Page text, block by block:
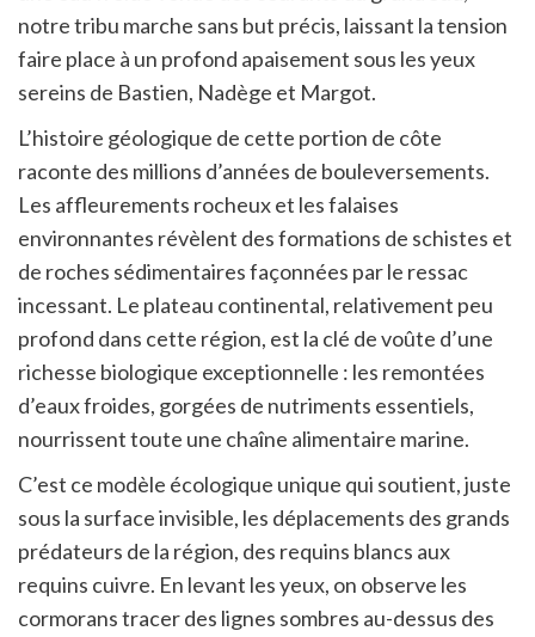
notre tribu marche sans but précis, laissant la tension
faire place à un profond apaisement sous les yeux
sereins de Bastien, Nadège et Margot.
L’histoire géologique de cette portion de côte
raconte des millions d’années de bouleversements.
Les affleurements rocheux et les falaises
environnantes révèlent des formations de schistes et
de roches sédimentaires façonnées par le ressac
incessant. Le plateau continental, relativement peu
profond dans cette région, est la clé de voûte d’une
richesse biologique exceptionnelle : les remontées
d’eaux froides, gorgées de nutriments essentiels,
nourrissent toute une chaîne alimentaire marine.
C’est ce modèle écologique unique qui soutient, juste
sous la surface invisible, les déplacements des grands
prédateurs de la région, des requins blancs aux
requins cuivre. En levant les yeux, on observe les
cormorans tracer des lignes sombres au-dessus des